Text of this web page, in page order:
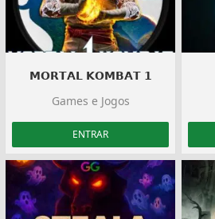
𝗠𝗢𝗥𝗧𝗔𝗟 𝗞𝗢𝗠𝗕𝗔𝗧 𝟭
Games e Jogos
ENTRAR